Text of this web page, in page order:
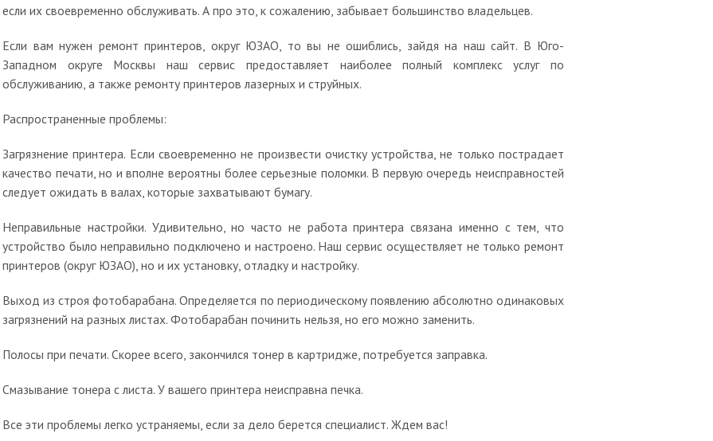
если их своевременно обслуживать. А про это, к сожалению, забывает большинство владельцев.
Если вам нужен ремонт принтеров, округ ЮЗАО, то вы не ошиблись, зайдя на наш сайт. В Юго-
Западном округе Москвы наш сервис предоставляет наиболее полный комплекс услуг по
обслуживанию, а также ремонту принтеров лазерных и струйных.
Распространенные проблемы:
Загрязнение принтера. Если своевременно не произвести очистку устройства, не только пострадает
качество печати, но и вполне вероятны более серьезные поломки. В первую очередь неисправностей
следует ожидать в валах, которые захватывают бумагу.
Неправильные настройки. Удивительно, но часто не работа принтера связана именно с тем, что
устройство было неправильно подключено и настроено. Наш сервис осуществляет не только ремонт
принтеров (округ ЮЗАО), но и их установку, отладку и настройку.
Выход из строя фотобарабана. Определяется по периодическому появлению абсолютно одинаковых
загрязнений на разных листах. Фотобарабан починить нельзя, но его можно заменить.
Полосы при печати. Скорее всего, закончился тонер в картридже, потребуется заправка.
Смазывание тонера с листа. У вашего принтера неисправна печка.
Все эти проблемы легко устраняемы, если за дело берется специалист. Ждем вас!